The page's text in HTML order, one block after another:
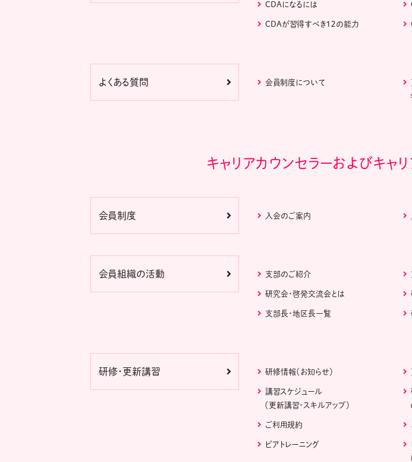
CDAになるには
CDAが習得すべき１２の能力
よくある質問 会員制度について
キャリアカウンセラーおよびキャ
会員制度 入会のご案内
会員組織の活動 支部のご紹介
研究会・啓発交流会とは
支部長・地区長一覧
研修・更新講習 研修情報（お知らせ）
講習スケジュール
（更新講習・スキルアップ）
ご利用規約
ピアトレーニング